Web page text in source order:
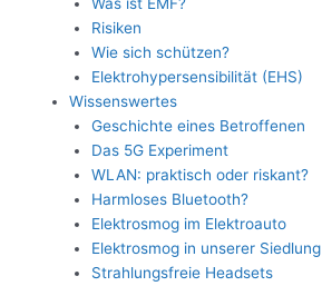
Risiken
Wie sich schützen?
Elektrohypersensibilität (EHS)
Wissenswertes
Geschichte eines Betroffenen
Das 5G Experiment
WLAN: praktisch oder riskant?
Harmloses Bluetooth?
Elektrosmog im Elektroauto
Elektrosmog in unserer Siedlung
Strahlungsfreie Headsets